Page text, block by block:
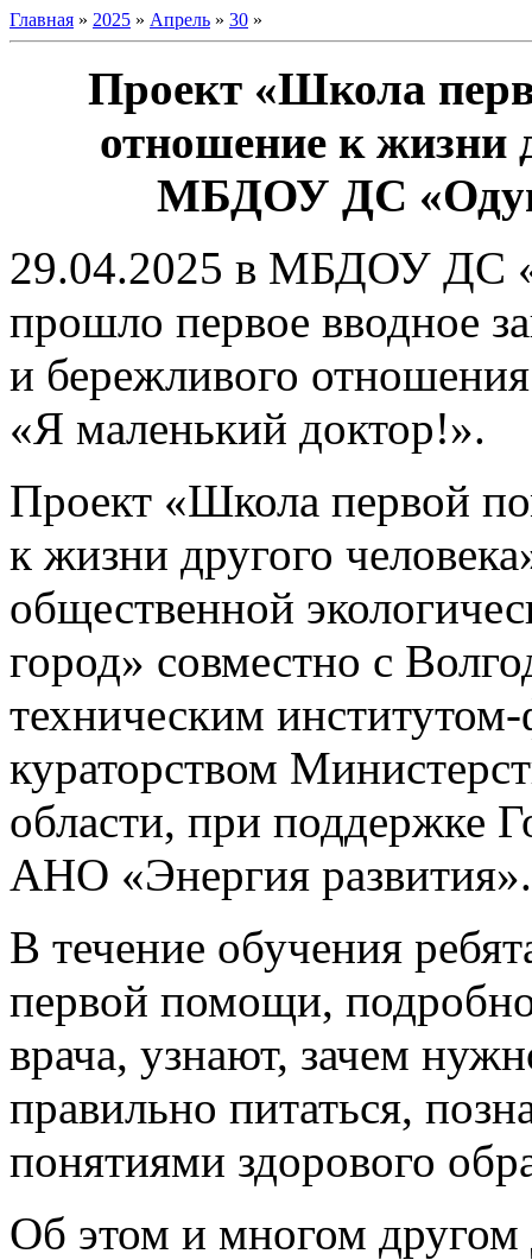
Главная » 2025 » Апрель » 30 »
Проект «Школа
отношение к жизни
МБДОУ ДС
29.04.2025 в МБДОУ ДС
прошло первое вводное
и бережливого
«Я маленький доктор!».
Проект «Школа первой
к жизни другого
общественной
город» совместно с
техническим
кураторством
области, при поддержке
АНО «Энергия развития».
В течение обучения
первой помощи,
врача, узнают, зачем
правильно питаться,
понятиями здорового
Об этом и многом другом